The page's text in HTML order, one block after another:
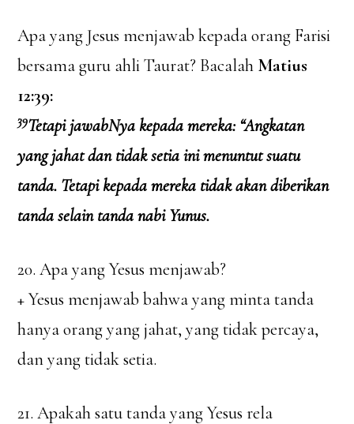
Apa yang Jesus menjawab kepada orang Farisi
bersama guru ahli Taurat? Bacalah Matius
12:39:
39Tetapi jawabNya kepada mereka: “Angkatan
yang jahat dan tidak setia ini menuntut suatu
tanda. Tetapi kepada mereka tidak akan diberikan
tanda selain tanda nabi Yunus.
20. Apa yang Yesus menjawab?
+ Yesus menjawab bahwa yang minta tanda
hanya orang yang jahat, yang tidak percaya,
dan yang tidak setia.
21. Apakah satu tanda yang Yesus rela